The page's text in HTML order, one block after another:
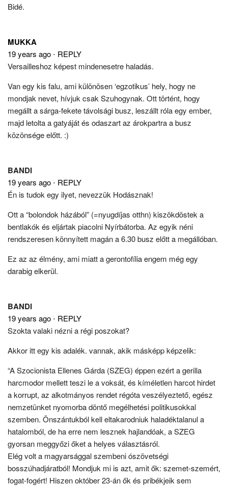
Bidé.
MUKKA
19 years ago ⋅ REPLY
Versailleshoz képest mindenesetre haladás.
Van egy kis falu, ami különösen ‘egzotikus’ hely, hogy ne
mondjak nevet, hívjuk csak Szuhogynak. Ott történt, hogy
megállt a sárga-fekete távolsági busz, leszállt róla egy ember,
majd letolta a gatyáját és odaszart az árokpartra a busz
közönsége előtt. :)
BANDI
19 years ago ⋅ REPLY
Én is tudok egy ilyet, nevezzük Hodásznak!
Ott a “bolondok házából” (=nyugdíjas otthn) kiszökdöstek a
bentlakók és eljártak piacolni Nyírbátorba. Az egyik néni
rendszeresen könnyített magán a 6.30 busz előtt a megállóban.
Ez az az élmény, ami miatt a gerontofília engem még egy
darabig elkerül.
BANDI
19 years ago ⋅ REPLY
Szokta valaki nézni a régi poszokat?
Akkor itt egy kis adalék. vannak, akik másképp képzelik:
“A Szocionista Ellenes Gárda (SZEG) éppen ezért a gerilla
harcmodor mellett teszi le a voksát, és kíméletlen harcot hirdet
a korrupt, az alkotmányos rendet régóta veszélyeztető, egész
nemzetünket nyomorba döntő megélhetési politikusokkal
szemben. Önszántukból kell eltakarodniuk haladéktalanul a
hatalomból, de ha erre nem lesznek hajlandóak, a SZEG
gyorsan meggyőzi őket a helyes választásról.
Elég volt a magyarsággal szembeni ószövetségi
bosszúhadjáratból! Mondjuk mi is azt, amit ők: szemet-szemért,
fogat-fogért! Hiszen október 23-án ők és pribékjeik sem